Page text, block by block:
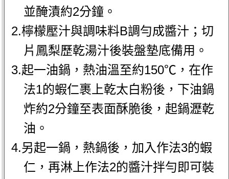
並醃漬約2分鐘。
2.檸檬壓汁與調味料B調勻成醬汁；切
片鳳梨歷乾湯汁後裝盤墊底備用。
3.起一油鍋，熱油溫至約150℃，在作
法1的蝦仁裹上乾太白粉後，下油鍋
炸約2分鐘至表面酥脆後，起鍋瀝乾
油。
4.另起一鍋，熱鍋後，加入作法3的蝦
仁，再淋上作法2的醬汁拌勻即可裝